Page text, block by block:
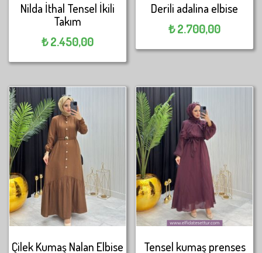
Nilda İthal Tensel İkili
Takım
₺2.450,00
Derili adalina elbise
₺2.700,00
Çilek Kumaş Nalan Elbise
Tensel kumaş prenses